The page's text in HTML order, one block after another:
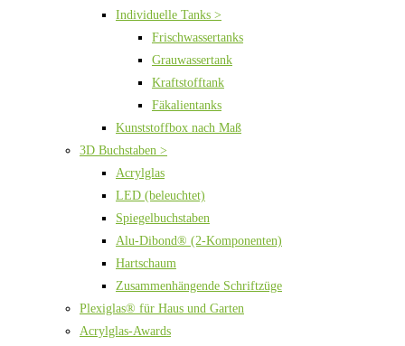
Individuelle Tanks >
Frischwassertanks
Grauwassertank
Kraftstofftank
Fäkalientanks
Kunststoffbox nach Maß
3D Buchstaben >
Acrylglas
LED (beleuchtet)
Spiegelbuchstaben
Alu-Dibond® (2-Komponenten)
Hartschaum
Zusammenhängende Schriftzüge
Plexiglas® für Haus und Garten
Acrylglas-Awards